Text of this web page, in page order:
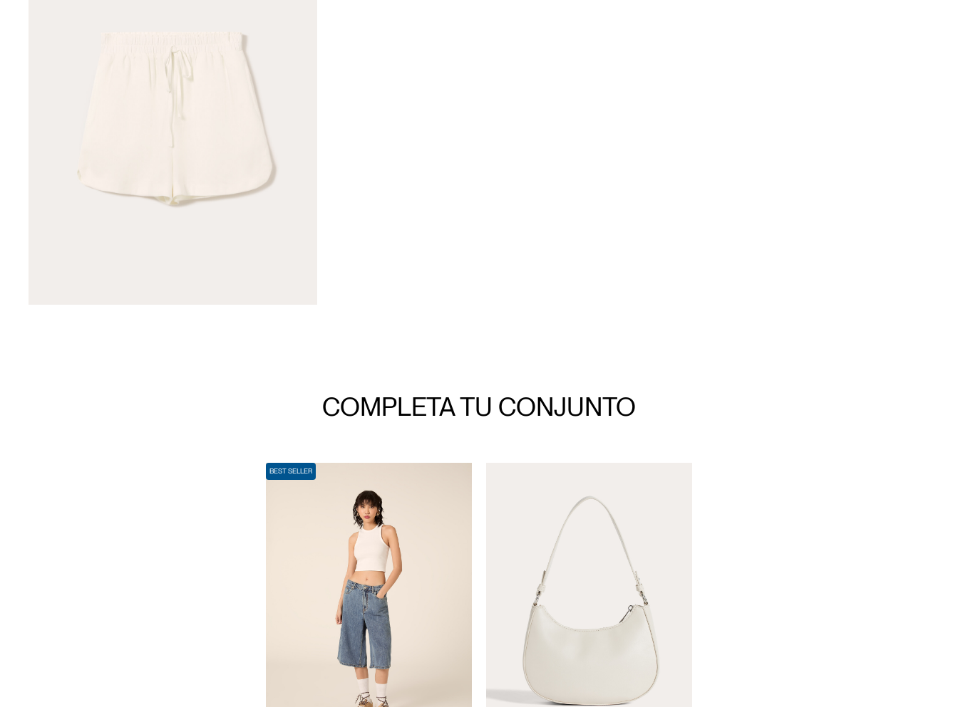
COMPLETA TU CONJUNTO
BEST SELLER